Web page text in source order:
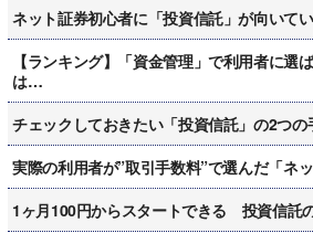
ネット証券初心者に「投資信託」が向いて
【ランキング】「資金管理」で利用者に選
は…
チェックしておきたい「投資信託」の2つの
実際の利用者が”取引手数料”で選んだ「ネ
1ヶ月100円からスタートできる 投資信託